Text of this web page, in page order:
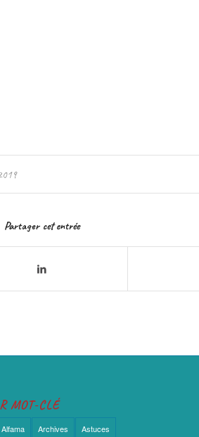
Partager cet entrée
MOT-CLÉ
Alfama Archives Astuces